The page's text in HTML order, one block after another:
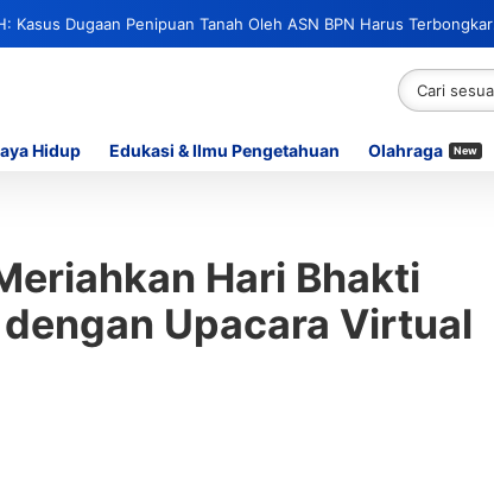
Kasus Dugaan Penipuan Tanah Oleh ASN BPN Harus Terbongkar
Hidup Edukasi & Ilmu Pengetahuan Olahraga New
Hari Bhakti
Upacara Virtual